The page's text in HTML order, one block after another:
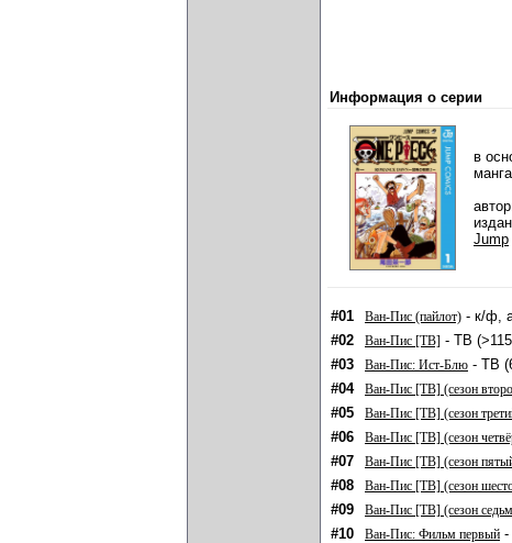
Информация о серии
в
Jump
#01 Ван-Пис (пайлот) - к/ф,
#02
Ван-Пис [ТВ] - ТВ
#03
Ван-Пис: Ист-Блю - ТВ
#04
Ван-Пис [ТВ] (сезон
#05
Ван-Пис [ТВ] (сезон
#06
Ван-Пис [ТВ] (сезон
#07
Ван-Пис [ТВ] (сезон
#08
Ван-Пис [ТВ] (сезон
#09
Ван-Пис [ТВ] (сезон
#10
Ван-Пис: Фильм первый -